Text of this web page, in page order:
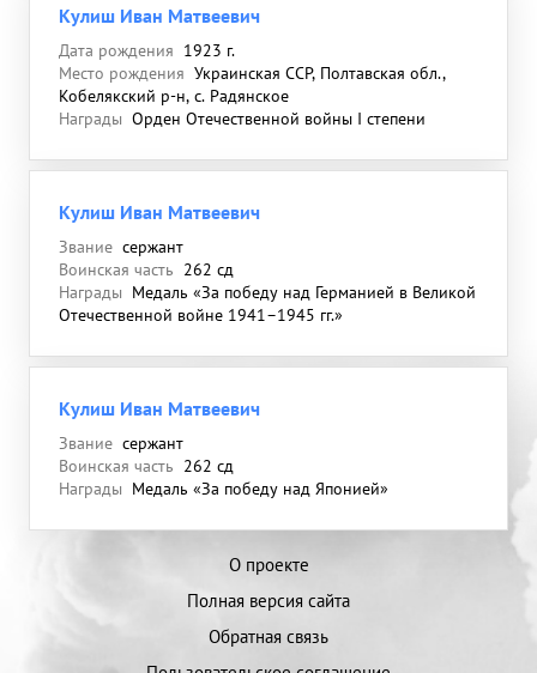
Кулиш Иван Матвеевич
Дата рождения 1923 г.
Место рождения Украинская ССР, Полтавская обл.,
Кобелякский р-н, с. Радянское
Награды Орден Отечественной войны I степени
Кулиш Иван Матвеевич
Звание сержант
Воинская часть 262 сд
Награды Медаль «За победу над Германией в Великой
Отечественной войне 1941–1945 гг.»
Кулиш Иван Матвеевич
Звание сержант
Воинская часть 262 сд
Награды Медаль «За победу над Японией»
О проекте
Полная версия сайта
Обратная связь